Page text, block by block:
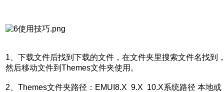
1、下载文件后找到下载的文件，在文件夹里搜索文件名找到
然后移动文件到Themes文件夹使用。
2、Themes文件夹路径：EMUI8.X 9.X 10.X系统路径 本地或